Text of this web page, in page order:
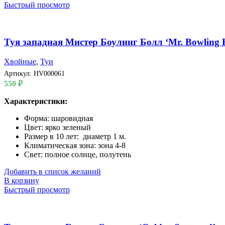
Быстрый просмотр
Туя западная Мистер Боулинг Болл ‘Mr. Bowling
Хвойные, Туи
Артикул: HV000061
550 ₽
Характеристики:
Форма: шаровидная
Цвет: ярко зеленый
Размер в 10 лет: диаметр 1 м.
Климатическая зона: зона 4-8
Свет: полное солнце, полутень
Добавить в список желаний
В корзину
Быстрый просмотр